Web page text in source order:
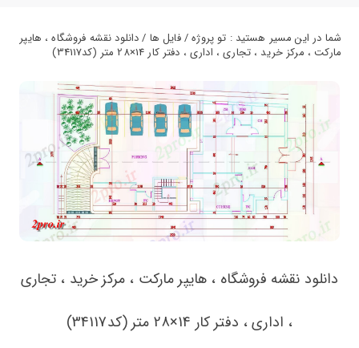
شما در این مسیر هستید : تو پروژه / فایل ها / دانلود نقشه فروشگاه ، هایپر
مارکت ، مرکز خرید ، تجاری ، اداری ، دفتر کار 14×28 متر (کد34117)
دانلود نقشه فروشگاه ، هایپر مارکت ، مرکز خرید ، تجاری
، اداری ، دفتر کار 14×28 متر (کد34117)